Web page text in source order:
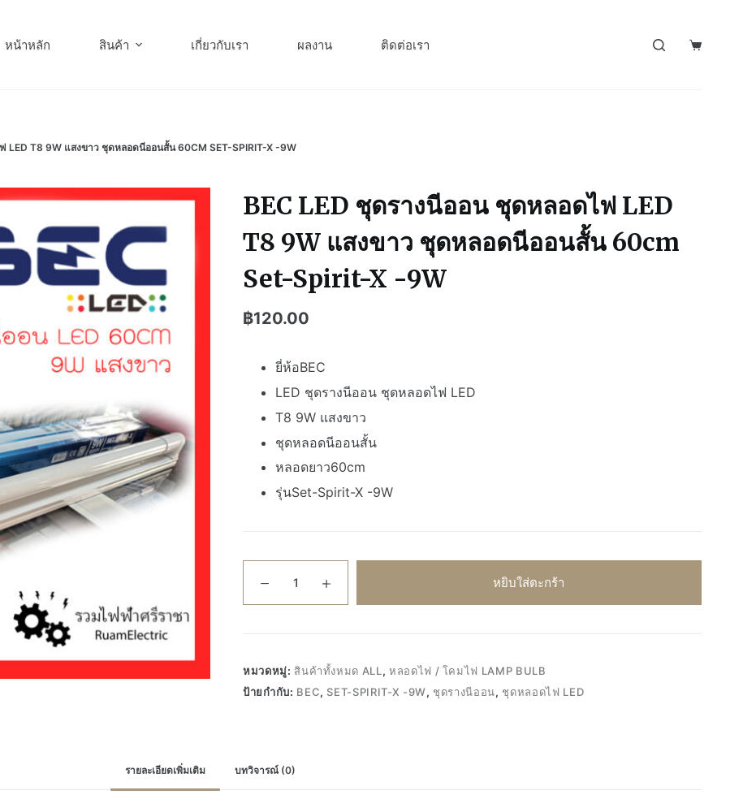
หน้าหลัก สินค้า เกี่ยวกับเรา ผลงาน ติดต่อเรา
LED T8 9W แสงขาว ชุดหลอดนีออนสั้น 60CM SET-SPIRIT-X -9W
BEC LED ชุดรางนีออน ชุดหลอดไฟ LED
T8 9W แสงขาว ชุดหลอดนีออนสั้น 60cm
Set-Spirit-X -9W
฿120.00
ยี่ห้อBEC
LED ชุดรางนีออน ชุดหลอดไฟ LED
T8 9W แสงขาว
ชุดหลอดนีออนสั้น
หลอดยาว60cm
รุ่นSet-Spirit-X -9W
BEC
LED
นีออน
ชุด
T8
หยิบใส่ตะกร้า
หมวดหมู่: สินค้าทั้งหมด ALL, หลอดไฟ / โคมไฟ LAMP BULB
ป้ายกำกับ: BEC, SET-SPIRIT-X -9W, ชุดรางนีออน, ชุดหลอดไฟ LED
รายละเอียดเพิ่มเติม บทวิจารณ์ (0)